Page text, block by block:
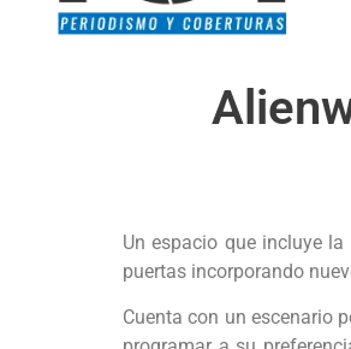
Un espacio que incluye
puertas incorporando
Cuenta con un escenario